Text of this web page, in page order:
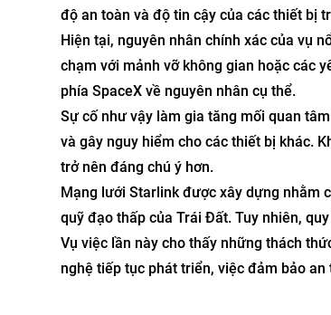
độ an toàn và độ tin cậy của các thiết bị
Hiện tại, nguyên nhân chính xác của vụ
chạm với mảnh vỡ không gian hoặc các
phía SpaceX về nguyên nhân cụ thể.
Sự cố như vậy làm gia tăng mối quan
và gây nguy hiểm cho các thiết bị khác.
trở nên đáng chú ý hơn.
Mạng lưới Starlink được xây dựng nhằm
quỹ đạo thấp của Trái Đất. Tuy nhiên,
Vụ việc lần này cho thấy những thách
nghệ tiếp tục phát triển, việc đảm bảo